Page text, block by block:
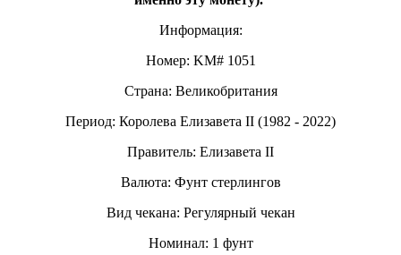
Информация:
Номер: KM# 1051
Страна: Великобритания
Период: Королева Елизавета II (1982 - 2022)
Правитель: Елизавета II
Валюта: Фунт стерлингов
Вид чекана: Регулярный чекан
Номинал: 1 фунт